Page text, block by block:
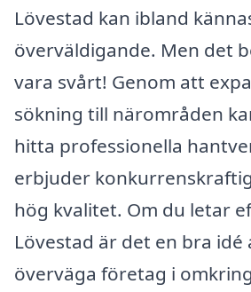
Lövestad kan ibland
överväldigande. Men det
vara svårt! Genom att
sökning till närområden
hitta professionella
erbjuder
hög kvalitet. Om du letar
Lövestad är det en bra idé
överväga företag i